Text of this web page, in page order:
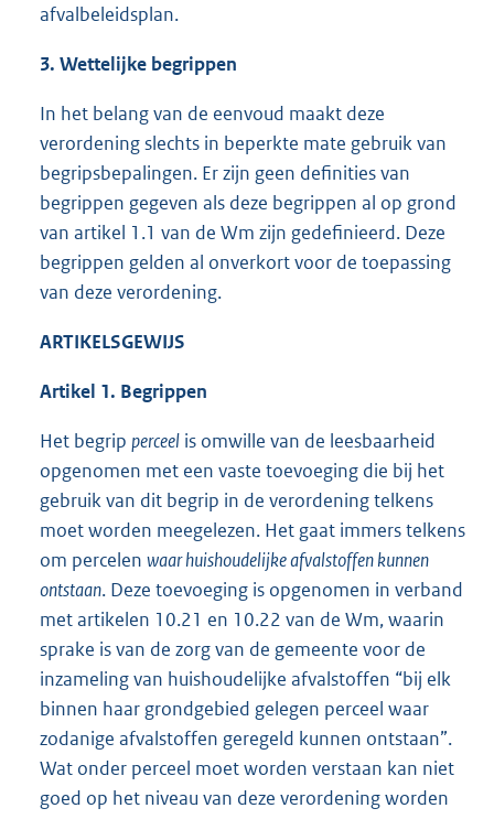
afvalbeleidsplan.
3. Wettelijke begrippen
In het belang van de eenvoud maakt deze
verordening slechts in beperkte mate gebruik van
begripsbepalingen. Er zijn geen definities van
begrippen gegeven als deze begrippen al op grond
van artikel 1.1 van de Wm zijn gedefinieerd. Deze
begrippen gelden al onverkort voor de toepassing
van deze verordening.
ARTIKELSGEWIJS
Artikel 1. Begrippen
Het begrip perceel is omwille van de leesbaarheid
opgenomen met een vaste toevoeging die bij het
gebruik van dit begrip in de verordening telkens
moet worden meegelezen. Het gaat immers telkens
om percelen waar huishoudelijke afvalstoffen kunnen
ontstaan. Deze toevoeging is opgenomen in verband
met artikelen 10.21 en 10.22 van de Wm, waarin
sprake is van de zorg van de gemeente voor de
inzameling van huishoudelijke afvalstoffen “bij elk
binnen haar grondgebied gelegen perceel waar
zodanige afvalstoffen geregeld kunnen ontstaan”.
Wat onder perceel moet worden verstaan kan niet
goed op het niveau van deze verordening worden